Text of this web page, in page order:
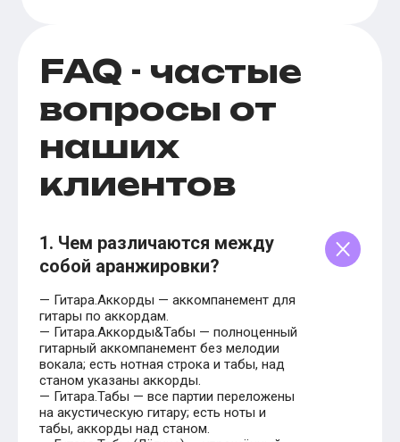
FAQ - частые
вопросы от
наших
клиентов
1. Чем различаются между
собой аранжировки?
— Гитара.Аккорды — аккомпанемент для
гитары по аккордам.
— Гитара.Аккорды&Табы — полноценный
гитарный аккомпанемент без мелодии
вокала; есть нотная строка и табы, над
станом указаны аккорды.
— Гитара.Табы — все партии переложены
на акустическую гитару; есть ноты и
табы, аккорды над станом.